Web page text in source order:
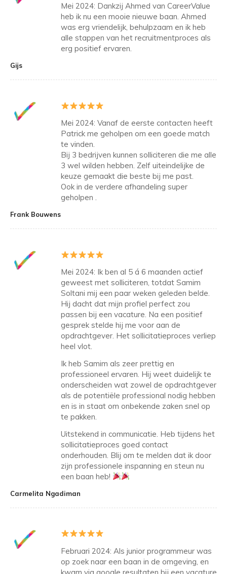
Mei 2024: Dankzij Ahmed van CareerValue
heb ik nu een mooie nieuwe baan. Ahmed
was erg vriendelijk, behulpzaam en ik heb
alle stappen van het recruitmentproces als
erg positief ervaren.
Gijs
Mei 2024: Vanaf de eerste contacten heeft
Patrick me geholpen om een goede match
te vinden.
Bij 3 bedrijven kunnen solliciteren die me alle
3 wel wilden hebben. Zelf uiteindelijke de
keuze gemaakt die beste bij me past.
Ook in de verdere afhandeling super
geholpen .
Frank Bouwens
Mei 2024: Ik ben al 5 á 6 maanden actief
geweest met solliciteren, totdat Samim
Soltani mij een paar weken geleden belde.
Hij dacht dat mijn profiel perfect zou
passen bij een vacature. Na een positief
gesprek stelde hij me voor aan de
opdrachtgever. Het sollicitatieproces verliep
heel vlot.
Ik heb Samim als zeer prettig en
professioneel ervaren. Hij weet duidelijk te
onderscheiden wat zowel de opdrachtgever
als de potentiële professional nodig hebben
en is in staat om onbekende zaken snel op
te pakken.
Uitstekend in communicatie. Heb tijdens het
sollicitatieproces goed contact
onderhouden. Blij om te melden dat ik door
zijn professionele inspanning en steun nu
een baan heb!
Carmelita Ngadiman
Februari 2024: Als junior programmeur was
op zoek naar een baan in de omgeving, en
kwam via google resultaten bij een vacature